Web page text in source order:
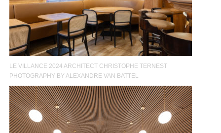
LE VILLANCE 2024 ARCHITECT CHRISTOPHE TERNEST
PHOTOGRAPHY BY ALEXANDRE VAN BATTEL